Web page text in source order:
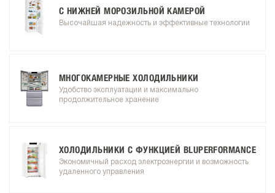
С НИЖНЕЙ МОРОЗИЛЬНОЙ КАМЕРОЙ
Высочайшая надежность и эффективные технологии
МНОГОКАМЕРНЫЕ ХОЛОДИЛЬНИКИ
Удобство эксплуатации и максимально
продолжительное хранение
ХОЛОДИЛЬНИКИ С ФУНКЦИЕЙ BLUPERFORMANCE
Экономичный расход электроэнергии и возможность
удаленного управления